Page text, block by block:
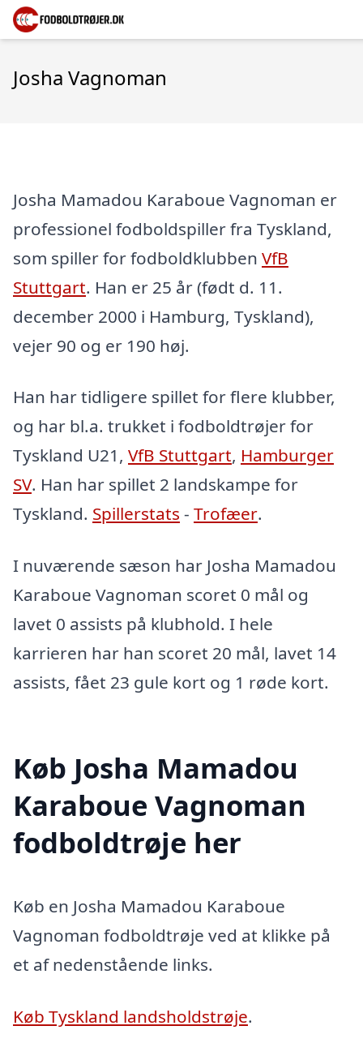
Josha Vagnoman
Josha Mamadou Karaboue Vagnoman er
professionel fodboldspiller fra Tyskland,
som spiller for fodboldklubben VfB
Stuttgart. Han er 25 år (født d. 11.
december 2000 i Hamburg, Tyskland),
vejer 90 og er 190 høj.
Han har tidligere spillet for flere klubber,
og har bl.a. trukket i fodboldtrøjer for
Tyskland U21, VfB Stuttgart, Hamburger
SV. Han har spillet 2 landskampe for
Tyskland. Spillerstats - Trofæer.
I nuværende sæson har Josha Mamadou
Karaboue Vagnoman scoret 0 mål og
lavet 0 assists på klubhold. I hele
karrieren har han scoret 20 mål, lavet 14
assists, fået 23 gule kort og 1 røde kort.
Køb Josha Mamadou
Karaboue Vagnoman
fodboldtrøje her
Køb en Josha Mamadou Karaboue
Vagnoman fodboldtrøje ved at klikke på
et af nedenstående links.
Køb Tyskland landsholdstrøje.